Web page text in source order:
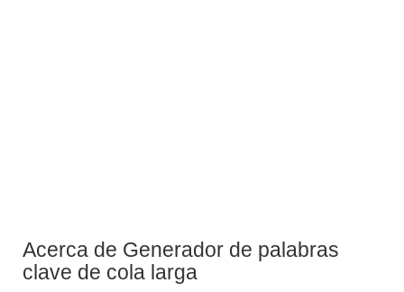
Acerca de Generador de palabras
clave de cola larga